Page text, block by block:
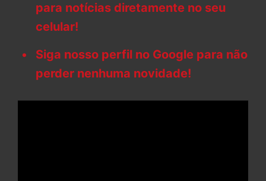
para notícias diretamente no seu
celular!
Siga nosso perfil no Google para não
perder nenhuma novidade!